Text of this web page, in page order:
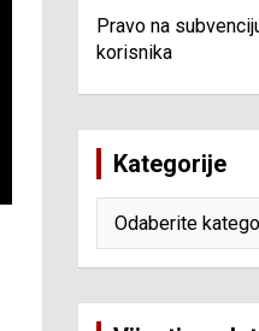
Pravo na
korisnika
Kategorije